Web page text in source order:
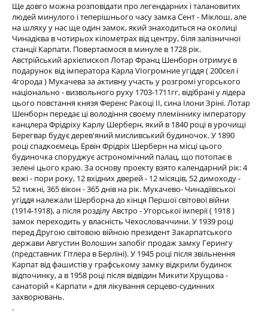
Ще довго можна розповідати про легендарних і талановитих
людей минулого і теперішнього часу замка Сент - Міклош, але
на шляху у нас ще один замок, який знаходиться на околиці
Чинадієва в чотирьох кілометрах від центру, біля залізничної
станції Карпати. Повертаємося в минуле в 1728 рік.
Австрійський архієпископ Лотар Франц Шенборн отримує в
подарунок від імператора Карла VIогромние угіддя ( 200сел і
4города ) Мукачева за активну участь у розгромі угорського
національно - визвольного руху 1703-1711гг, відібрані у лідера
цього повстання князя Ференс Ракоці II, сина Ілони Зріні. Лотар
Шенборн передає ці володіння своєму племіннику імператору
канцлера Фрідріху Карлу Шерберн, який в 1840 році в урочищі
Берегвар будує дерев'яний мисливський будиночок. У 1890
році спадкоємець Ервін Фрідріх Шерберн на місці цього
будиночка споруджує астрономічний палац, що потопає в
зелені цього краю. За основу проекту взято календарний рік: 4
вежі - пори року, 12 вхідних дверей - 12 місяців, 52 димоходу -
52 тижні, 365 вікон - 365 днів на рік. Мукачево- Чинадіївської
угіддя належали Шерборна до кінця Першої світової війни
(1914-1918), а після розділу Австро - Угорської імперії ( 1918 )
замок переходить у власність Чехословаччини. У 1939 році
перед Другою світовою війною президент Закарпатського
держави Августин Волошин запобіг продаж замку Герингу
(представник Гітлера в Берліні). У 1945 році після звільнення
Карпат від фашистів у графському замку відкрили будинок
відпочинку, а в 1958 році після відвідин Микити Хрущова -
санаторій « Карпати » для лікування серцево-судинних
захворювань.
.